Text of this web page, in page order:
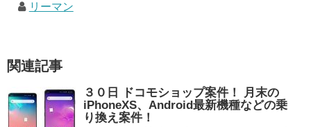
リーマン
関連記事
３０日 ドコモショップ案件！ 月末の
iPhoneXS、Android最新機種などの乗
り換え案件！